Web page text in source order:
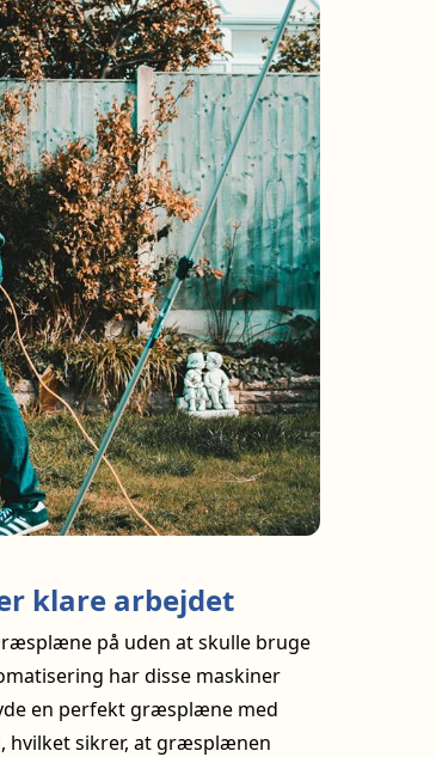
klare arbejdet
på uden at skulle bruge
har disse maskiner
en perfekt græsplæne med
hvilket sikrer, at græsplænen